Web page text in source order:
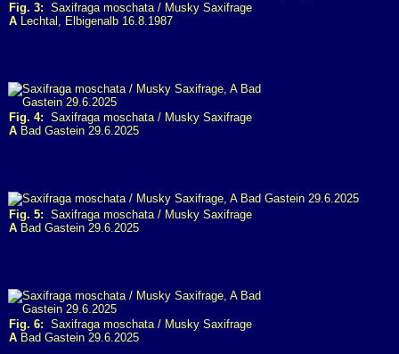
Fig. 3: Saxifraga moschata / Musky Saxifrage
A Lechtal, Elbigenalb 16.8.1987
Fig. 4: Saxifraga moschata / Musky Saxifrage
A Bad Gastein 29.6.2025
Fig. 5: Saxifraga moschata / Musky Saxifrage
A Bad Gastein 29.6.2025
Fig. 6: Saxifraga moschata / Musky Saxifrage
A Bad Gastein 29.6.2025